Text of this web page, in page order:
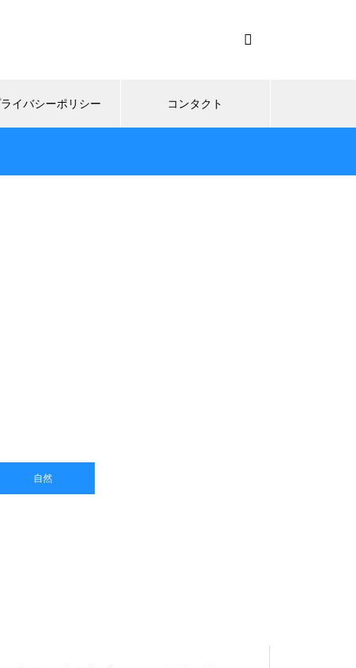
イバシーポリシー コンタクト
自然